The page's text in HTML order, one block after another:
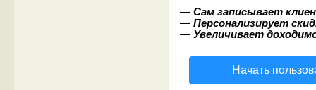
—Сам записывает
—Персонализирует
—Увеличивает
Начать